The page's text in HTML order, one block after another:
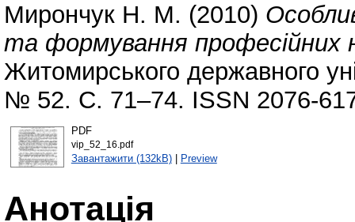
Мирончук Н. М. (2010)
та формування професійних
Житомирського державного
№ 52. С. 71–74. ISSN 2076-
PDF
vip_52_16.pdf
Завантажити (132kB)| Preview
Анотація